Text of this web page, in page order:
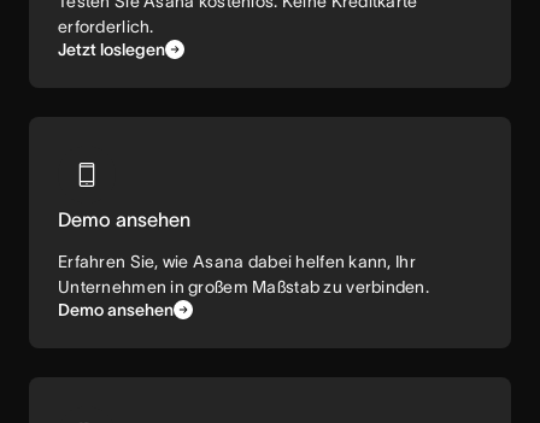
erforderlich.
Jetzt loslegen
Demo ansehen
Erfahren Sie, wie Asana dabei helfen kann, Ihr
Unternehmen in großem Maßstab zu verbinden.
Demo ansehen